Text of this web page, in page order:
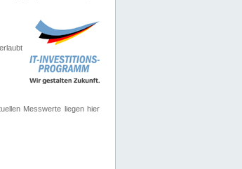
Messwerte liegen hier